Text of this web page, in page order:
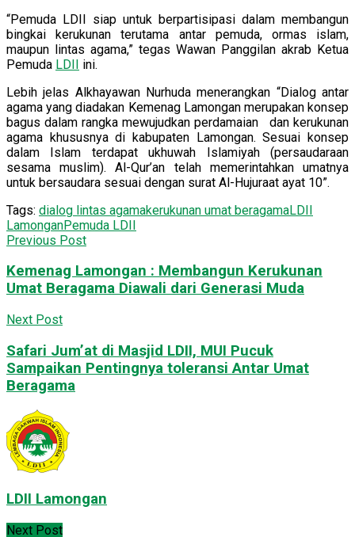
“Pemuda LDII siap untuk berpartisipasi dalam membangun
bingkai kerukunan terutama antar pemuda, ormas islam,
maupun lintas agama,” tegas Wawan Panggilan akrab Ketua
Pemuda LDII ini.
Lebih jelas Alkhayawan Nurhuda menerangkan “Dialog antar
agama yang diadakan Kemenag Lamongan merupakan konsep
bagus dalam rangka mewujudkan perdamaian dan kerukunan
agama khususnya di kabupaten Lamongan. Sesuai konsep
dalam Islam terdapat ukhuwah Islamiyah (persaudaraan
sesama muslim). Al-Qur’an telah memerintahkan umatnya
untuk bersaudara sesuai dengan surat Al-Hujuraat ayat 10”.
Tags: dialog lintas agamakerukunan umat beragamaLDII
LamonganPemuda LDII
Previous Post
Kemenag Lamongan : Membangun Kerukunan
Umat Beragama Diawali dari Generasi Muda
Next Post
Safari Jum’at di Masjid LDII, MUI Pucuk
Sampaikan Pentingnya toleransi Antar Umat
Beragama
LDII Lamongan
Next Post